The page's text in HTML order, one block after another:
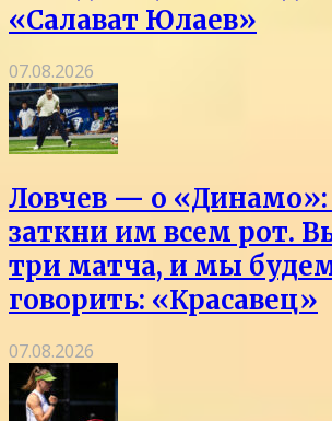
«Салават Юлаев»
07.08.2026
Ловчев — о
заткни им всем рот.
три матча, и мы
говорить: «Красавец»
07.08.2026